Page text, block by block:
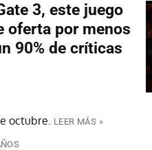
3, este juego
oferta por menos
90% de críticas
octubre. LEER MÁS »